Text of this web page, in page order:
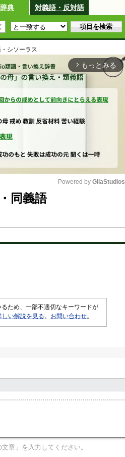
典 対義語・反対語
シソーラス
arrow_forward_ios もっとみる
Powered by GliaStudios
同義語
ため、一部不適切なキーワードが
しい解説を見る 。 お問い合わせ。